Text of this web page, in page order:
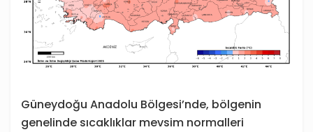
Güneydoğu Anadolu Bölgesi’nde, bölgenin
genelinde sıcaklıklar mevsim normalleri